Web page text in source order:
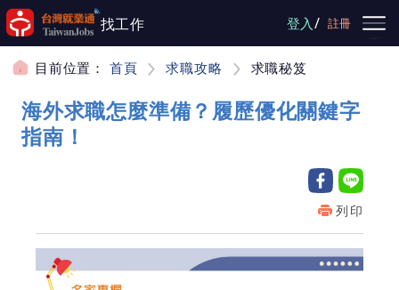
跳到主要內容
找工作 登入/ 註冊
目前位置： 首頁 求職攻略 求職秘笈
海外求職怎麼準備？履歷優化關鍵字
指南！
列印